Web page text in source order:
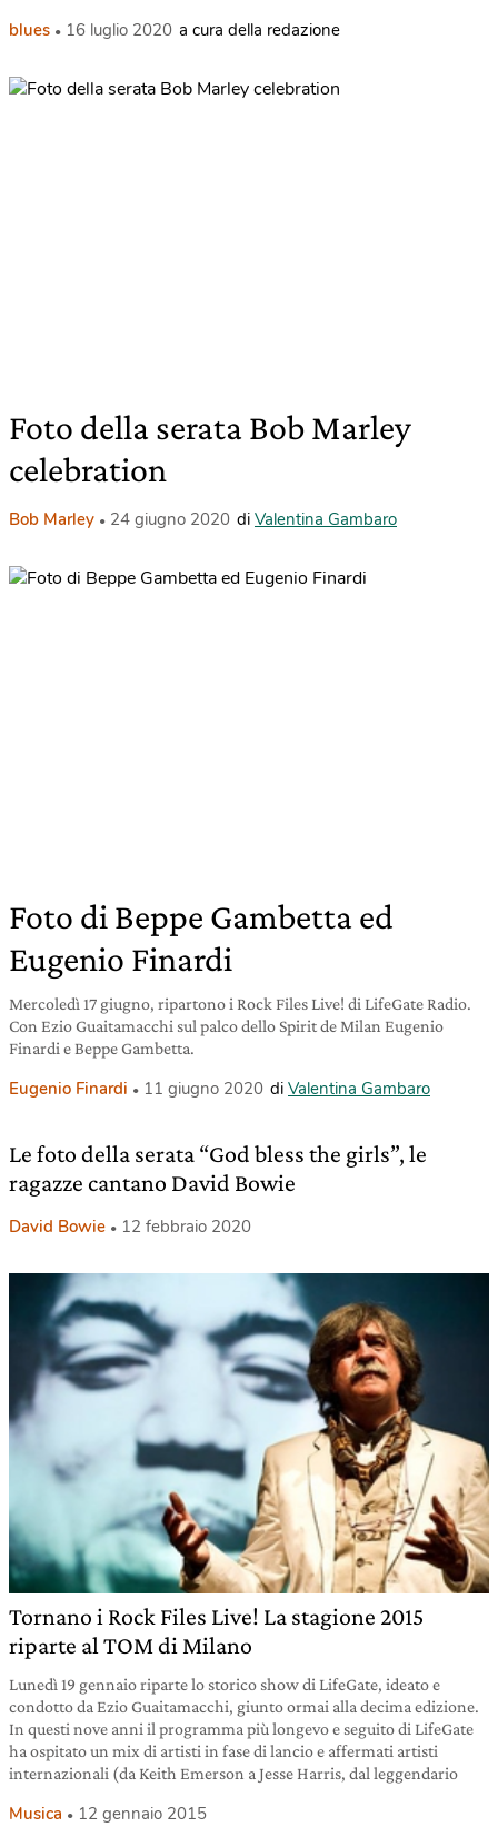
blues 16 luglio 2020 a cura della redazione
Foto della serata Bob Marley
celebration
Bob Marley 24 giugno 2020 di Valentina Gambaro
Foto di Beppe Gambetta ed
Eugenio Finardi
Mercoledì 17 giugno, ripartono i Rock Files Live! di LifeGate Radio.
Con Ezio Guaitamacchi sul palco dello Spirit de Milan Eugenio
Finardi e Beppe Gambetta.
Eugenio Finardi 11 giugno 2020 di Valentina Gambaro
Le foto della serata “God bless the girls”, le
ragazze cantano David Bowie
David Bowie 12 febbraio 2020
Tornano i Rock Files Live! La stagione 2015
riparte al TOM di Milano
Lunedì 19 gennaio riparte lo storico show di LifeGate, ideato e
condotto da Ezio Guaitamacchi, giunto ormai alla decima edizione.
In questi nove anni il programma più longevo e seguito di LifeGate
ha ospitato un mix di artisti in fase di lancio e affermati artisti
internazionali (da Keith Emerson a Jesse Harris, dal leggendario
Musica 12 gennaio 2015